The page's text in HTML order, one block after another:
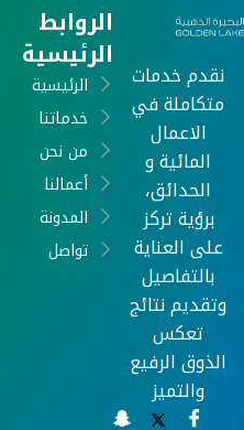
نقدم خدمات
متكاملة في
الاعمال
المائية و
الحدائق،
برؤية تركز
على العناية
بالتفاصيل
وتقديم نتائج
تعكس
الذوق الرفيع
والتميز
الروابط
الرئيسية
الرئيسية
خدماتنا
من نحن
أعمالنا
المدونة
تواصل